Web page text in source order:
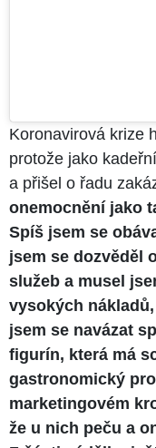
Koronavirová krize
protože jako
a přišel o řadu
onemocnění jako
Spíš jsem se
jsem se dozvěděl
služeb a musel
vysokých
jsem se navázat
figurín, která má
gastronomický
marketingovém
že u nich peču a